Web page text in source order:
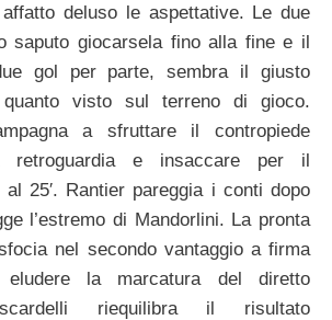
deluso le aspettative. Le due
saputo giocarsela fino alla fine e il
gol per parte, sembra il giusto
quanto visto sul terreno di gioco.
a sfruttare il contropiede
retroguardia e insaccare per il
25′. Rantier pareggia i conti dopo
l’estremo di Mandorlini. La pronta
nel secondo vantaggio a firma
la marcatura del diretto
riequilibra il risultato